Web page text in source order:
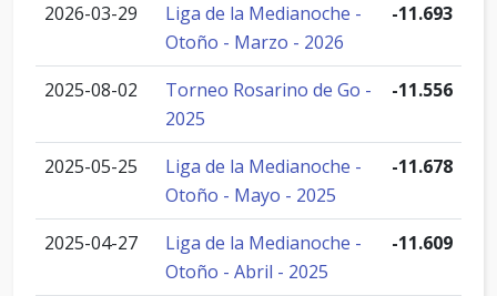
2026-03-29
Liga de la Medianoche -
Otoño - Marzo - 2026
-11.693
2025-08-02
Torneo Rosarino de Go -
2025
-11.556
2025-05-25
Liga de la Medianoche -
Otoño - Mayo - 2025
-11.678
2025-04-27
Liga de la Medianoche -
Otoño - Abril - 2025
-11.609